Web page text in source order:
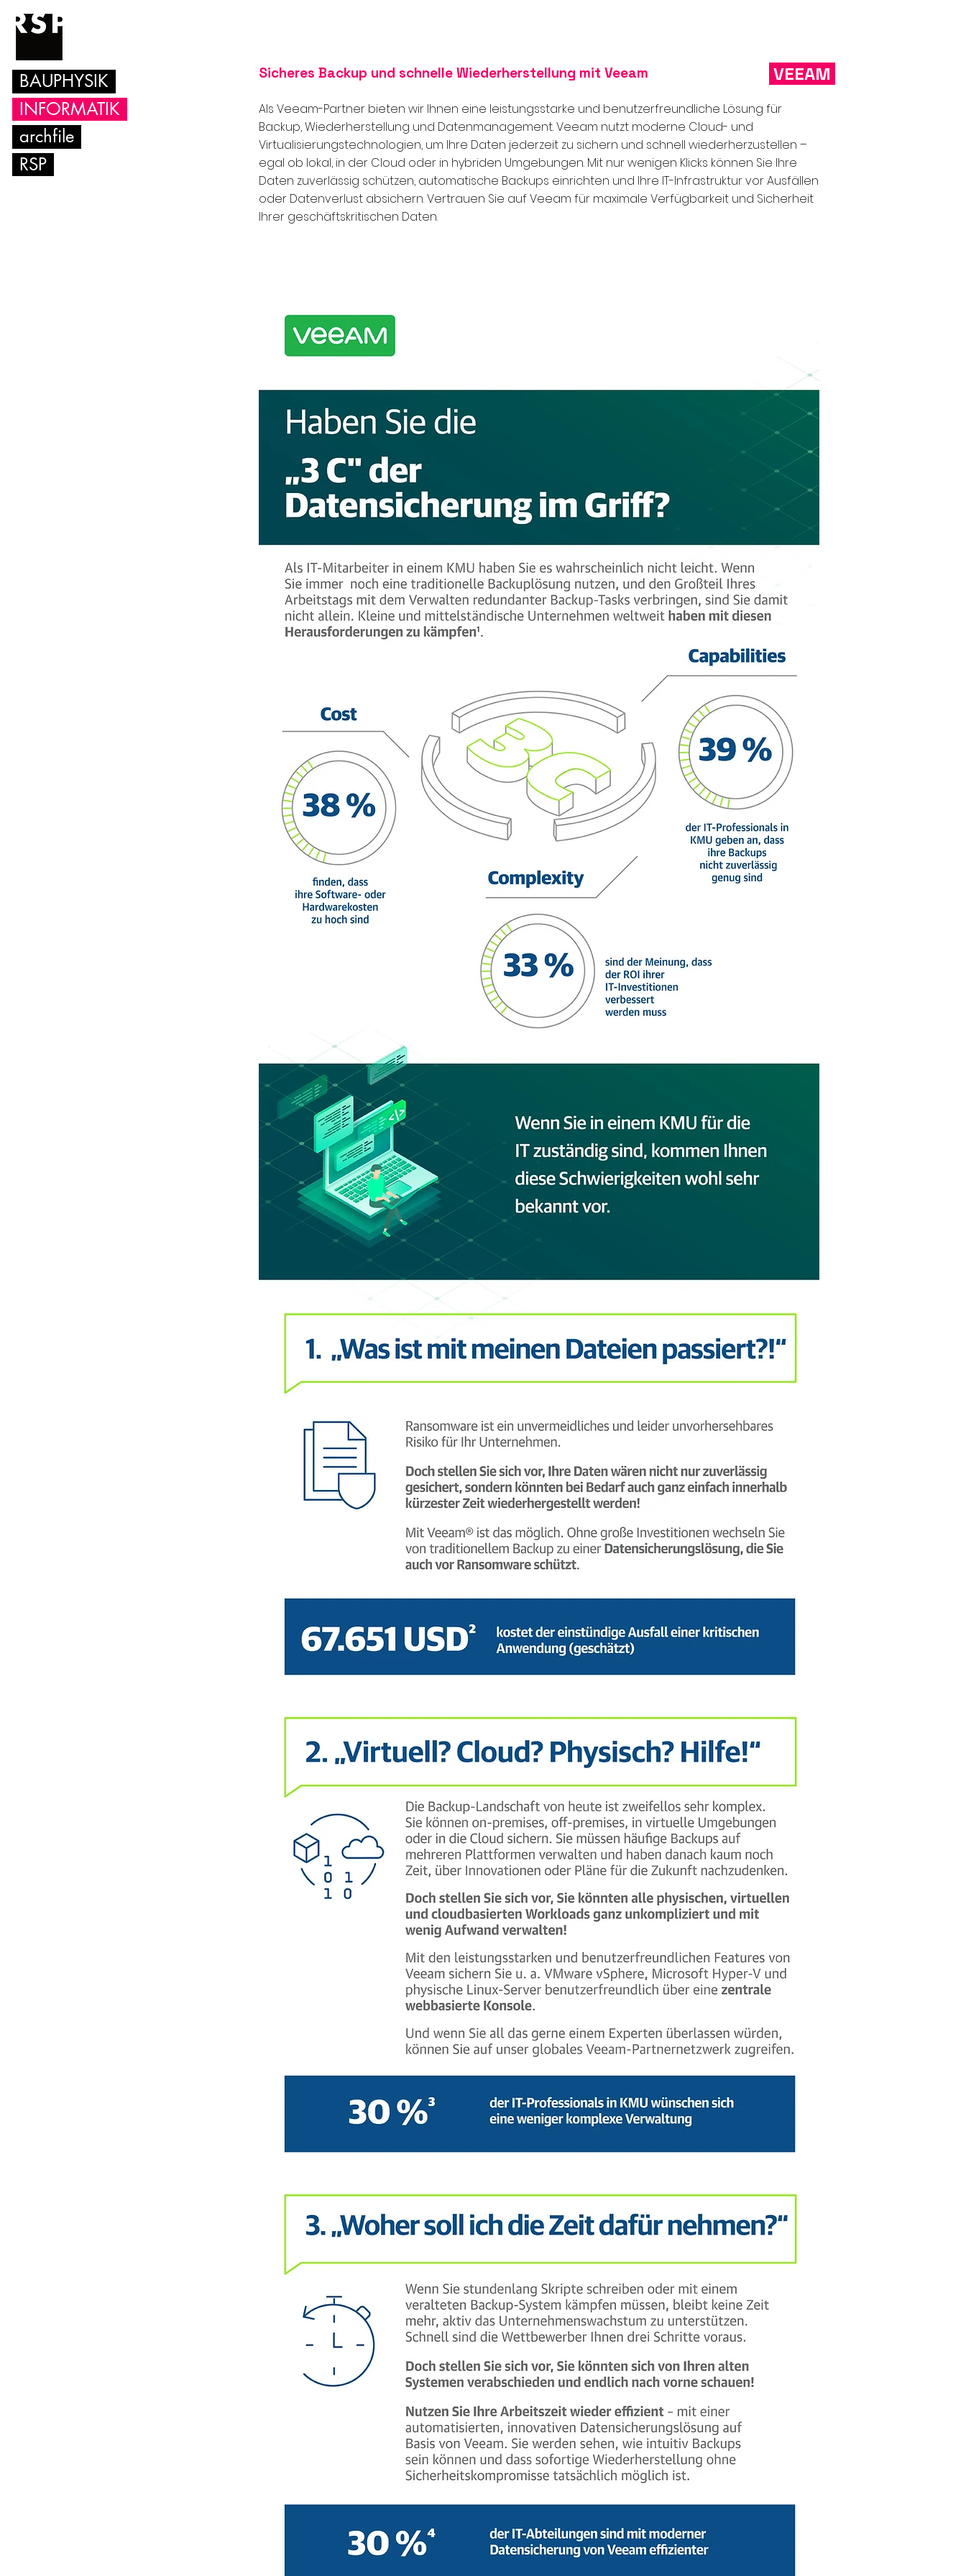
BAUPHYSIK
INFORMATIK
archfile
RSP
VEEAM
Sicheres Backup und schnelle Wiederherstellung mit Veeam
Als Veeam-Partner bieten wir Ihnen eine leistungsstarke und benutzerfreundliche Lösung für
Backup, Wiederherstellung und Datenmanagement. Veeam nutzt moderne Cloud- und
Virtualisierungstechnologien, um Ihre Daten jederzeit zu sichern und schnell wiederherzustellen –
egal ob lokal, in der Cloud oder in hybriden Umgebungen. Mit nur wenigen Klicks können Sie Ihre
Daten zuverlässig schützen, automatische Backups einrichten und Ihre IT-Infrastruktur vor Ausfällen
oder Datenverlust absichern. Vertrauen Sie auf Veeam für maximale Verfügbarkeit und Sicherheit
Ihrer geschäftskritischen Daten.